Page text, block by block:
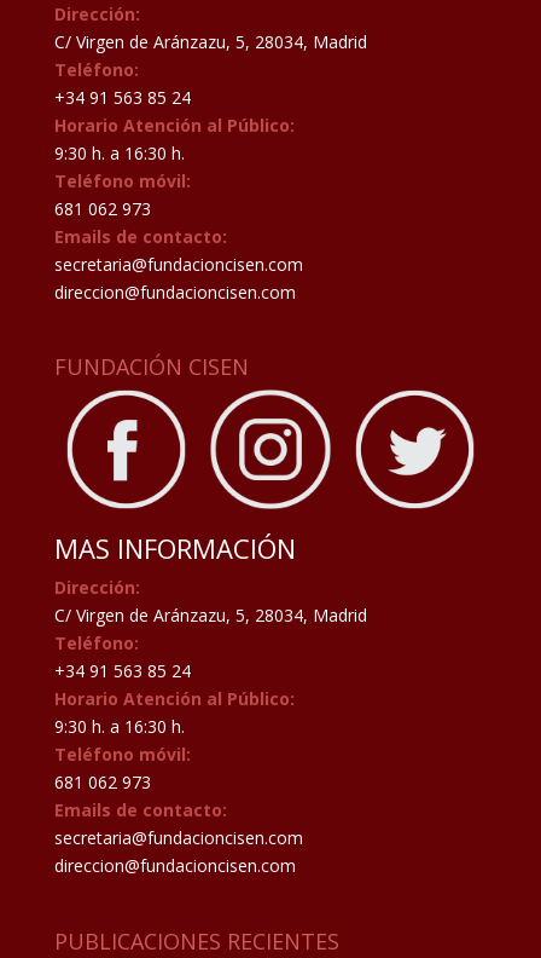
Dirección:
C/ Virgen de Aránzazu, 5, 28034, Madrid
Teléfono:
+34 91 563 85 24
Horario Atención al Público:
9:30 h. a 16:30 h.
Teléfono móvil:
681 062 973
Emails de contacto:
secretaria@fundacioncisen.com
direccion@fundacioncisen.com
FUNDACIÓN CISEN
MAS INFORMACIÓN
Dirección:
C/ Virgen de Aránzazu, 5, 28034, Madrid
Teléfono:
+34 91 563 85 24
Horario Atención al Público:
9:30 h. a 16:30 h.
Teléfono móvil:
681 062 973
Emails de contacto:
secretaria@fundacioncisen.com
direccion@fundacioncisen.com
PUBLICACIONES RECIENTES